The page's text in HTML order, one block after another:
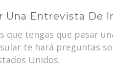
Una Entrevista De
que tengas que pasar
te hará preguntas
Unidos.